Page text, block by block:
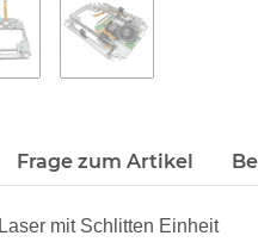
Frage zum Artikel
mit Schlitten Einheit